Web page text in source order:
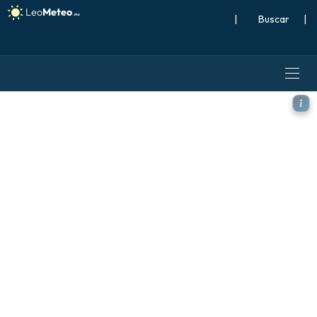
| |
ICON modelo - Oriente